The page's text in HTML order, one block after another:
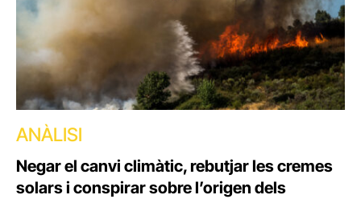
ANÀLISI
Negar el canvi climàtic, rebutjar les cremes
solars i conspirar sobre l’origen dels